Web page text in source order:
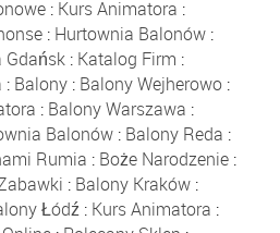
: Kurs Animatora :
: Hurtownia Balonów :
Gdańsk : Katalog Firm :
: Balony: Balony Wejherowo:
: Balony Warszawa :
Balonów : Balony Reda :
Rumia : Boże Narodzenie:
: Balony Kraków :
Łódź : Kurs Animatora :